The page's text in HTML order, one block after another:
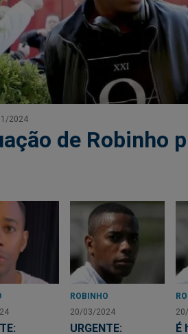
2024
de Robinho
ROBINHO
20/03/2024
URGENTE:
É